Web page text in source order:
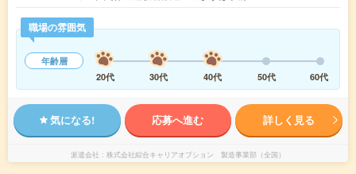
職場の雰囲気
年齢層
20代
30代 40代 50代 60代
気になる! 応募へ進む 詳しく見る
派遣会社 株式会社綜合キャリアオプション 製造事業部（全国）